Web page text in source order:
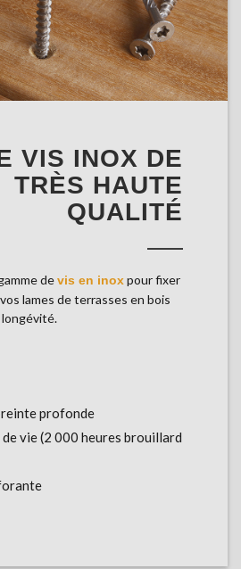
VIS INOX DE
TRÈS HAUTE
QUALITÉ
devis en inoxpour fixer
lames de terrasses en bois
longévité.
profonde
vie (2 000 heures brouillard